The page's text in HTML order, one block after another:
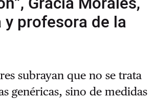
profesora de la
subrayan que no se trata
genéricas, sino de medidas